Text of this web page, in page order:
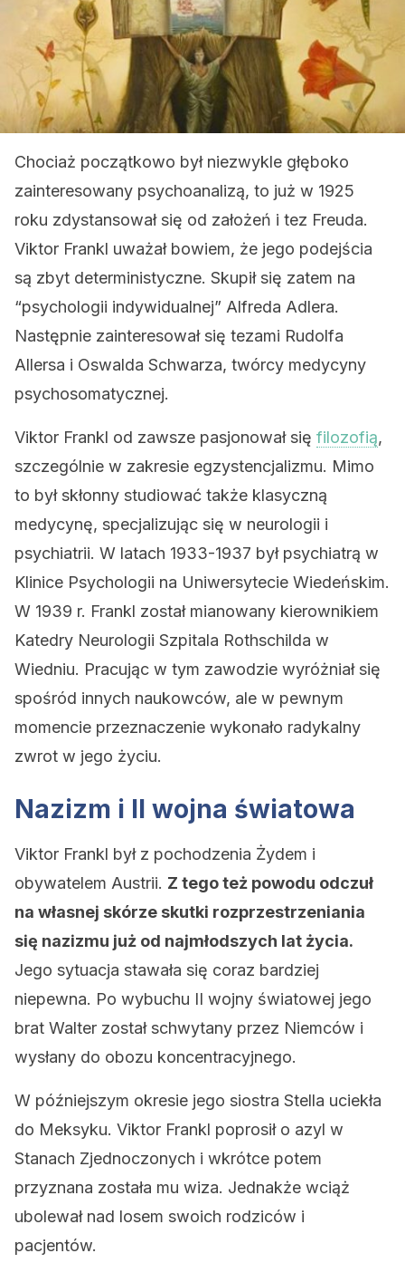
Chociaż początkowo był niezwykle głęboko
zainteresowany psychoanalizą, to już w 1925
roku zdystansował się od założeń i tez Freuda.
Viktor Frankl uważał bowiem, że jego podejścia
są zbyt deterministyczne. Skupił się zatem na
“psychologii indywidualnej” Alfreda Adlera.
Następnie zainteresował się tezami Rudolfa
Allersa i Oswalda Schwarza, twórcy medycyny
psychosomatycznej.
Viktor Frankl od zawsze pasjonował się filozofią,
szczególnie w zakresie egzystencjalizmu. Mimo
to był skłonny studiować także klasyczną
medycynę, specjalizując się w neurologii i
psychiatrii. W latach 1933-1937 był psychiatrą w
Klinice Psychologii na Uniwersytecie Wiedeńskim.
W 1939 r. Frankl został mianowany kierownikiem
Katedry Neurologii Szpitala Rothschilda w
Wiedniu. Pracując w tym zawodzie wyróżniał się
spośród innych naukowców, ale w pewnym
momencie przeznaczenie wykonało radykalny
zwrot w jego życiu.
Nazizm i II wojna światowa
Viktor Frankl był z pochodzenia Żydem i
obywatelem Austrii. Z tego też powodu odczuł
na własnej skórze skutki rozprzestrzeniania
się nazizmu już od najmłodszych lat życia.
Jego sytuacja stawała się coraz bardziej
niepewna. Po wybuchu II wojny światowej jego
brat Walter został schwytany przez Niemców i
wysłany do obozu koncentracyjnego.
W późniejszym okresie jego siostra Stella uciekła
do Meksyku. Viktor Frankl poprosił o azyl w
Stanach Zjednoczonych i wkrótce potem
przyznana została mu wiza. Jednakże wciąż
ubolewał nad losem swoich rodziców i
pacjentów.